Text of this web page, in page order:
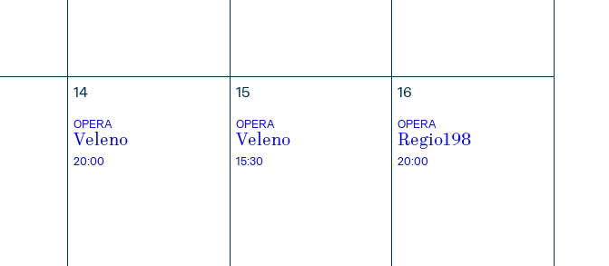
14
OPERA
Veleno
20:00
15
OPERA
Veleno
15:30
16
OPERA
Regio198
20:00